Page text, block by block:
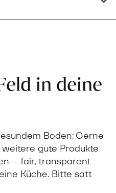
in deine
Boden: Gerne
gute Produkte
– fair, transparent
Küche. Bitte satt